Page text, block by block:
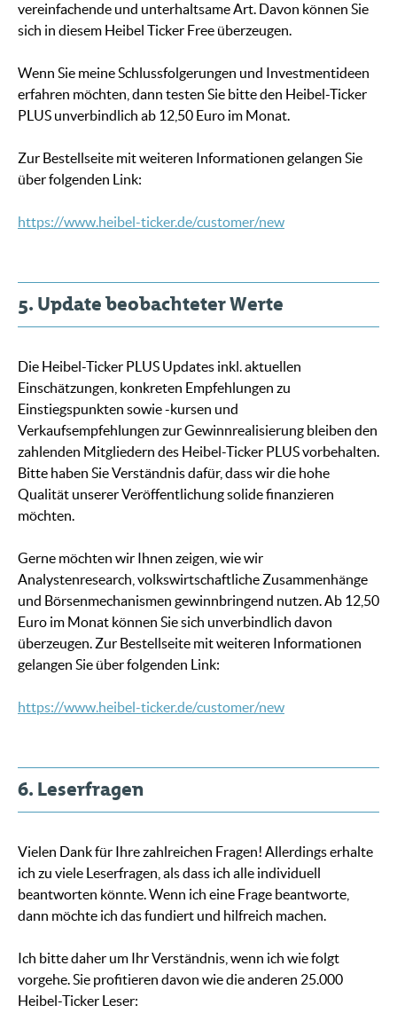
vereinfachende und unterhaltsame Art. Davon können Sie
sich in diesem Heibel Ticker Free überzeugen.
Wenn Sie meine Schlussfolgerungen und Investmentideen
erfahren möchten, dann testen Sie bitte den Heibel-Ticker
PLUS unverbindlich ab 12,50 Euro im Monat.
Zur Bestellseite mit weiteren Informationen gelangen Sie
über folgenden Link:
https://www.heibel-ticker.de/customer/new
5. Update beobachteter Werte
Die Heibel-Ticker PLUS Updates inkl. aktuellen
Einschätzungen, konkreten Empfehlungen zu
Einstiegspunkten sowie -kursen und
Verkaufsempfehlungen zur Gewinnrealisierung bleiben den
zahlenden Mitgliedern des Heibel-Ticker PLUS vorbehalten.
Bitte haben Sie Verständnis dafür, dass wir die hohe
Qualität unserer Veröffentlichung solide finanzieren
möchten.
Gerne möchten wir Ihnen zeigen, wie wir
Analystenresearch, volkswirtschaftliche Zusammenhänge
und Börsenmechanismen gewinnbringend nutzen. Ab 12,50
Euro im Monat können Sie sich unverbindlich davon
überzeugen. Zur Bestellseite mit weiteren Informationen
gelangen Sie über folgenden Link:
https://www.heibel-ticker.de/customer/new
6. Leserfragen
Vielen Dank für Ihre zahlreichen Fragen! Allerdings erhalte
ich zu viele Leserfragen, als dass ich alle individuell
beantworten könnte. Wenn ich eine Frage beantworte,
dann möchte ich das fundiert und hilfreich machen.
Ich bitte daher um Ihr Verständnis, wenn ich wie folgt
vorgehe. Sie profitieren davon wie die anderen 25.000
Heibel-Ticker Leser: